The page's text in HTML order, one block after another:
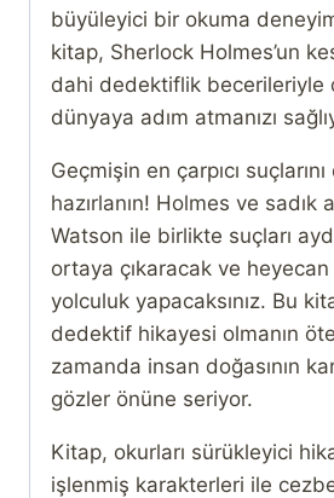
büyüleyici bir okuma
kitap, Sherlock Holmes’un
dahi dedektiflik becerileriyle
dünyaya adım atmanızı
Geçmişin en çarpıcı
hazırlanın! Holmes ve sadık
Watson ile birlikte suçları
ortaya çıkaracak ve
yolculuk yapacaksınız. Bu
dedektif hikayesi olmanın
zamanda insan doğasının
gözler önüne seriyor.
Kitap, okurları sürükleyici
işlenmiş karakterleri ile